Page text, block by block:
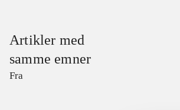
Artikler med
samme emner
Fra